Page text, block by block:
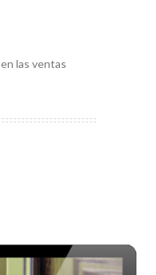
las ventas